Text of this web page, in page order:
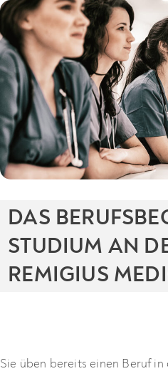
DAS
STUDIUM AN
REMIGIUS
Sie üben bereits einen Beruf